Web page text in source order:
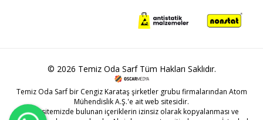
© 2026 Temiz Oda Sarf Tüm Hakları Saklıdır.
Temiz Oda Sarf bir Cengiz Karataşşirketler grubu firmalarından Atom
Mühendislik A.Ş.'e ait web sitesidir.
Web sitemizde bulunan içeriklerin izinsiz olarak kopyalanması ve